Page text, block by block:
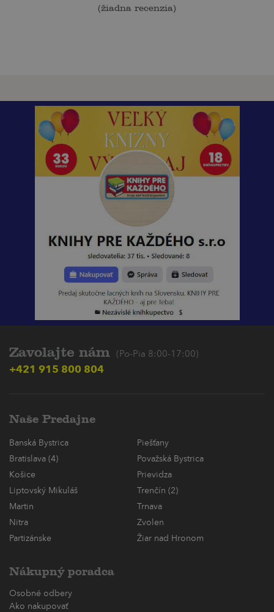
(žiadna recenzia)
Zavolajte nám (Po-Pia 8:00-17:00)
+421 915 800 804
Naše Predajne
Banská Bystrica
Piešťany
Bratislava (4)
Považská Bystrica
Košice
Prievidza
Liptovský Mikuláš
Trenčín (2)
Martin
Trnava
Nitra
Zvolen
Partizánske
Žiar nad Hronom
Nákupný poradca
Osobné odbery
Ako nakupovať